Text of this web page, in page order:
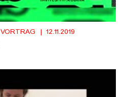
VORTRAG 12.11.2019